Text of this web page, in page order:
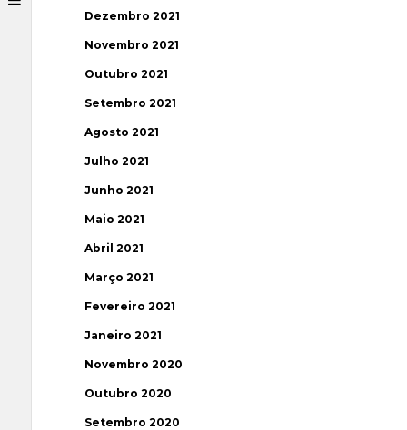
Dezembro 2021
Novembro 2021
Outubro 2021
Setembro 2021
Agosto 2021
Julho 2021
Junho 2021
Maio 2021
Abril 2021
Março 2021
Fevereiro 2021
Janeiro 2021
Novembro 2020
Outubro 2020
Setembro 2020